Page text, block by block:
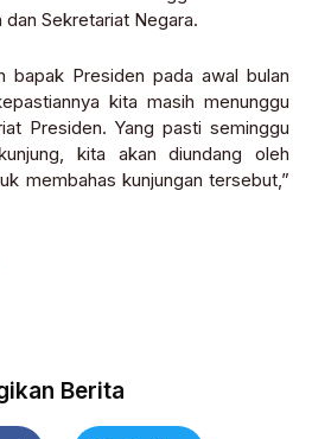
Sekretariat Negara.
bapak Presiden pada awal bulan
kita masih menunggu
Presiden. Yang pasti seminggu
kita akan diundang oleh
membahas kunjungan tersebut,”
Berita